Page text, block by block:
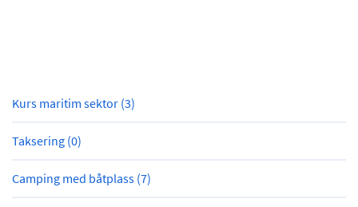
Kurs maritim sektor (3)
Taksering (0)
Camping med båtplass (7)